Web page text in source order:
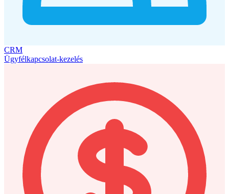
CRM
Ügyfélkapcsolat-kezelés